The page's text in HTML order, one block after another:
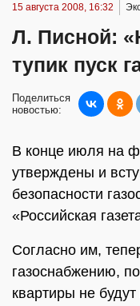
15 августа 2008, 16:32
Л. Писной:
тупик пуск
Поделиться
новостью:
В конце июля на
утверждены и
безопасности
«Российская
Согласно им,
газоснабжению,
квартиры не